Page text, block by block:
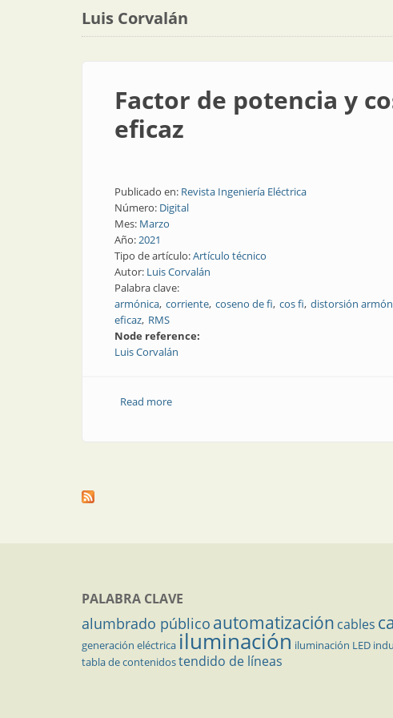
Luis Corvalán
Factor de potencia y
eficaz
Publicado en: Revista Ingeniería Eléctrica
Número: Digital
Mes: Marzo
Año:2021
Tipo de artículo:Artículo técnico
Autor: Luis Corvalán
Palabra clave:
armónica corriente coseno de fi cos fi distorsión
eficaz RMS
Node reference:
Luis Corvalán
Read moreabout Factor de potencia y coseno de fi: las
PALABRA CLAVE
alumbrado público automatización cables
generación eléctrica iluminación iluminación LED
tabla de contenidostendido de líneas